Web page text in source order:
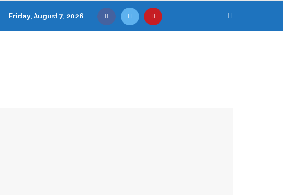
Friday, August 7, 2026